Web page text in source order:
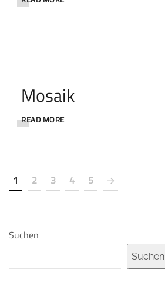
Mosaik
READ MORE
1 2 3 4 5
Suchen
Suchen